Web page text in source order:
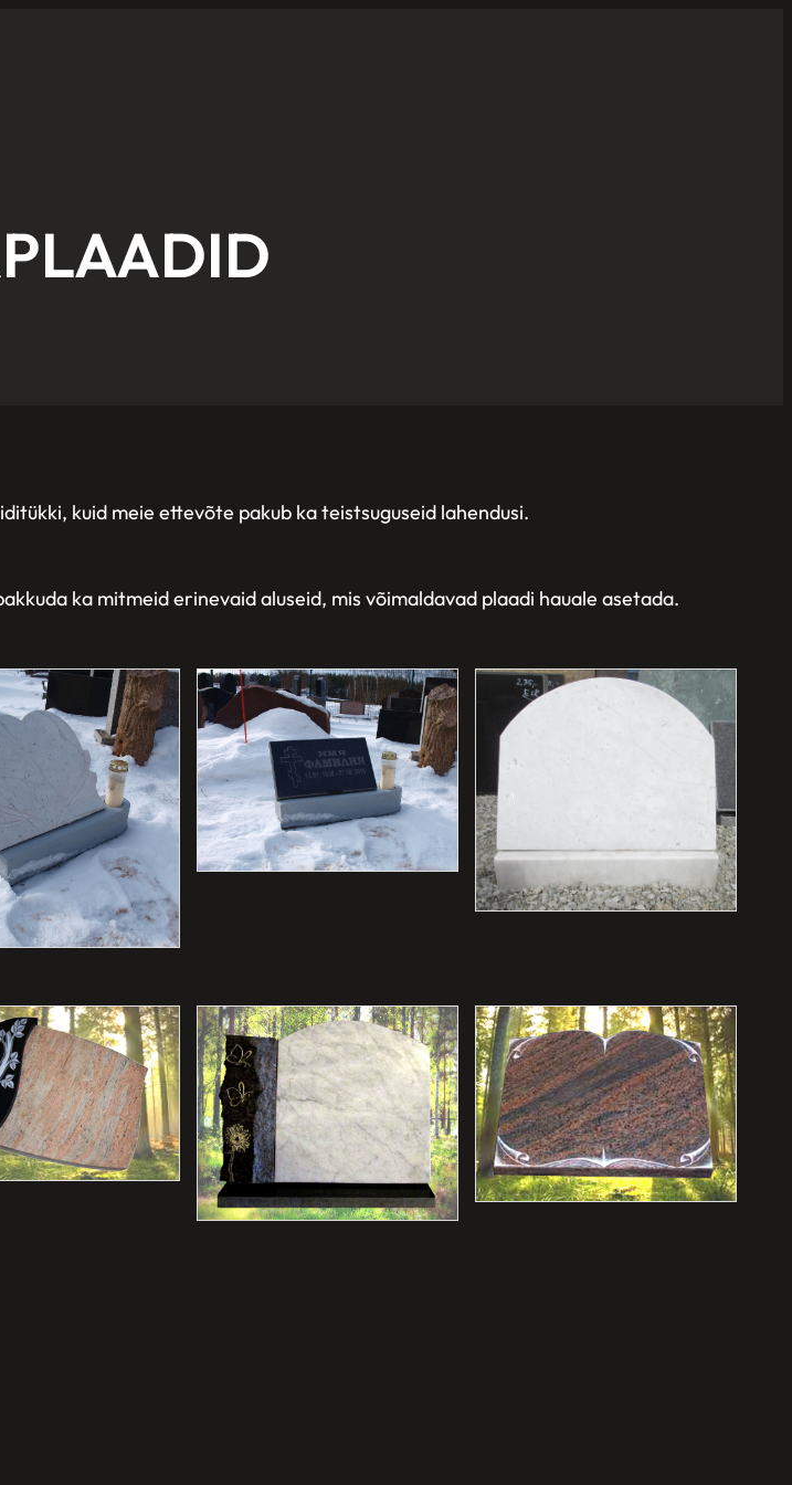
kuid meie ettevõte pakub ka teistsuguseid lahendusi.
ka mitmeid erinevaid aluseid, mis võimaldavad plaadi hauale asetada.